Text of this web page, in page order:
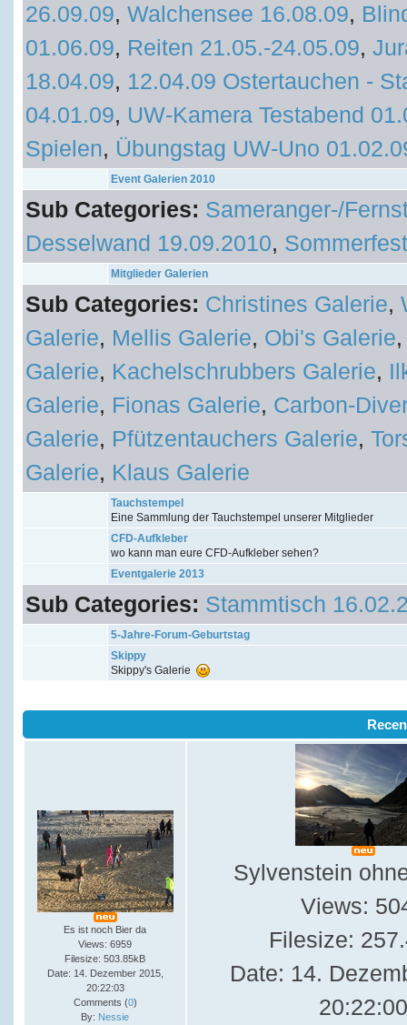
26.09.09, Walchensee 16.08.09,
01.06.09, Reiten 21.05.-24.05.09,
18.04.09, 12.04.09 Ostertauchen -
04.01.09, UW-Kamera Testabend
Spielen, Übungstag UW-Uno
Event Galerien 2010
Sub Categories: Sameranger-/
Desselwand 19.09.2010,
Mitglieder Galerien
Sub Categories: Christines Galerie,
Galerie, Mellis Galerie, Obi's Galerie
Galerie, Kachelschrubbers Galerie,
Galerie, Fionas Galerie, Carbon-
Galerie, Pfützentauchers Galerie,
Galerie, Klaus Galerie
Tauchstempel
Eine Sammlung der Tauchstempel unserer Mitglieder
CFD-Aufkleber
wo kann man eure CFD-Aufkleber sehen?
Eventgalerie 2013
Sub Categories: Stammtisch
5-Jahre-Forum-Geburtstag
Skippy
Skippy's Galerie
Es ist noch Bier da
Views: 6959
Filesize: 503.85kB
Date: 14. Dezember 2015,
20:22:03
Comments (0)
By: Nessie
Sylvenstein
Views:
Filesize:
Date: 14.
20:22:00